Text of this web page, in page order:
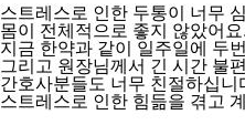
스트레스로 인한 두통이 너무
몸이 전체적으로 좋지 않았어요.
지금 한약과 같이 일주일에 두
그리고 원장님께서 긴 시간 불
간호사분들도 너무 친절하십니
스트레스로 인한 힘듦을 겪고
대전불면증한의원,
청주불면증한의원,
세종공황장애한의원,
대전공황장애한의원,
청주공황장애한의원,
자율신경실조증한의원,